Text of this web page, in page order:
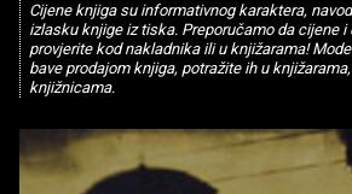
Cijene knjiga su informativnog karaktera,
izlasku knjige iz tiska. Preporučamo da cijene
provjerite kod nakladnika ili u knjižarama!
bave prodajom knjiga, potražite ih u
knjižnicama.